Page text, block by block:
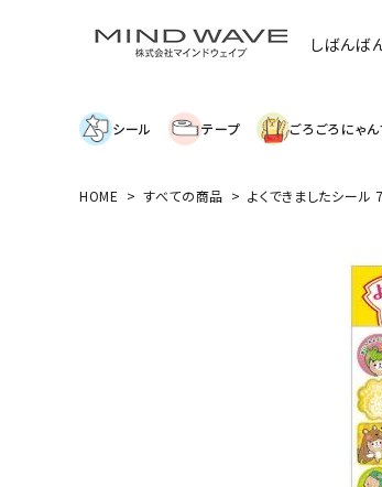
しばんば
シール テープ ごろごろにゃ
HOME すべての商品 よくできましたシール